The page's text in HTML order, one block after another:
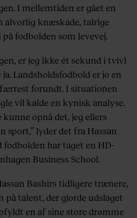
I mellemtiden er gået en
alvorlig knæskade, talrige
fodbolden som levevej.
er jeg ikke ét sekund i tvivl
Landsholdsfodbold er jo en
færrest forundt. I situationen
vil kalde en kynisk analyse.
opnå det, jeg ellers
sport,” lyder det fra Hassan
fodbolden har taget en HD-
Business School.
Bashirs tidligere trænere,
på talent, der gjorde udslaget
en af sine store drømme